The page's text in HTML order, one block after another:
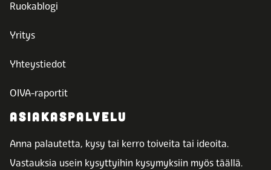
Ruokablogi
Yritys
Yhteystiedot
OIVA-raportit
ASIAKASPALVELU
Anna palautetta, kysy tai kerro toiveita tai ideoita.
Vastauksia usein kysyttyihin kysymyksiin myös täällä.